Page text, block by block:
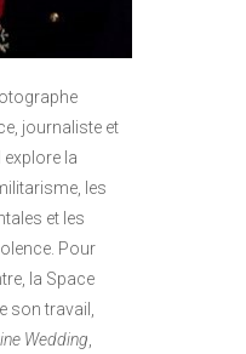
journaliste et
la
les
et les
Pour
la Space
son travail,
Wedding